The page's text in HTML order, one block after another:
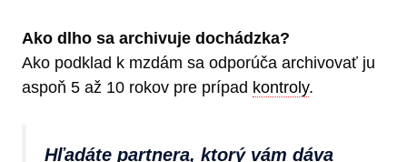
Ako dlho sa archivuje dochádzka?
Ako podklad k mzdám sa odporúča archivovať ju
aspoň 5 až 10 rokov pre prípad kontroly.
Hľadáte partnera, ktorý vám dáva